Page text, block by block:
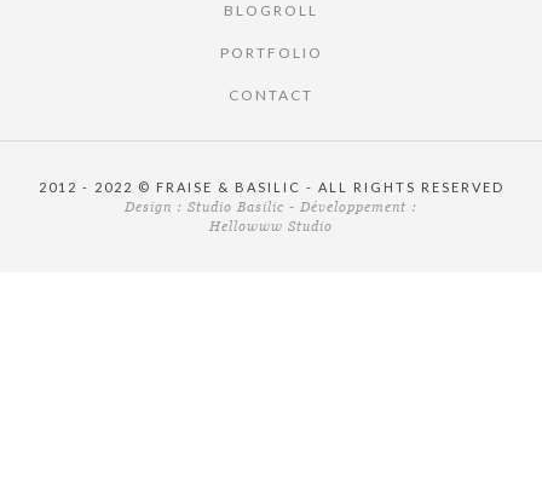
BLOGROLL
PORTFOLIO
CONTACT
2012 - 2022 © FRAISE & BASILIC - ALL RIGHTS RESERVED
Design : Studio Basilic - Développement :
Hellowww Studio